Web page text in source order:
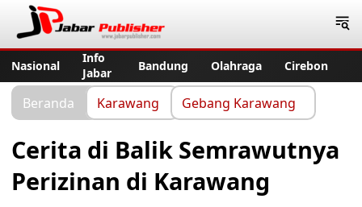
Nasional
Info
Jabar
Bandung Olahraga Cirebon
Beranda Karawang Gebang Karawang
Cerita di Balik Semrawutnya
Perizinan di Karawang